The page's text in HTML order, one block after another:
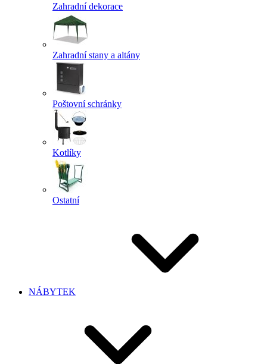
Zahradní dekorace
Zahradní stany a altány
Poštovní schránky
Kotlíky
Ostatní
NÁBYTEK